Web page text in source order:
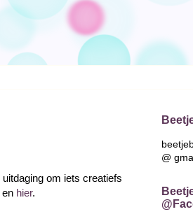
om iets creatiefs
en hier.
@